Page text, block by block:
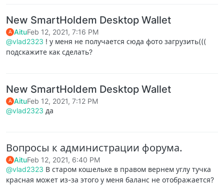
New SmartHoldem Desktop Wallet
A AituFeb 12, 2021, 7:16 PM
@vlad2323 ! у меня не получается сюда фото загрузить(((
подскажите как сделать?
New SmartHoldem Desktop Wallet
A AituFeb 12, 2021, 7:12 PM
@vlad2323 да
Вопросы к администрации форума.
A AituFeb 12, 2021, 6:40 PM
@vlad2323 В старом кошельке в правом вернем углу тучка
красная может из-за этого у меня баланс не отображается?